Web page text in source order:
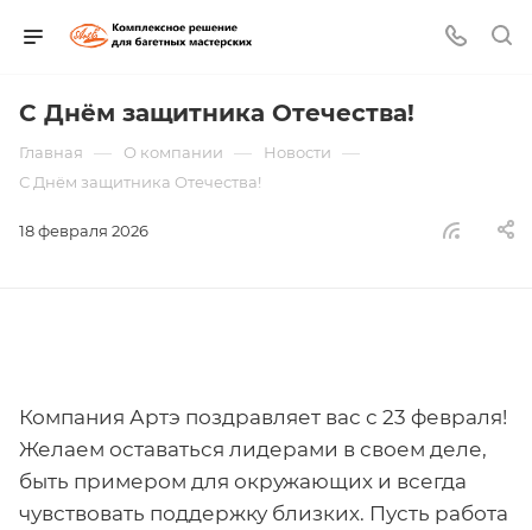
С Днём защитника Отечества!
Главная — О компании — Новости —
С Днём защитника Отечества!
18 февраля 2026
Компания Артэ поздравляет вас с 23 февраля!
Желаем оставаться лидерами в своем деле,
быть примером для окружающих и всегда
чувствовать поддержку близких. Пусть работа